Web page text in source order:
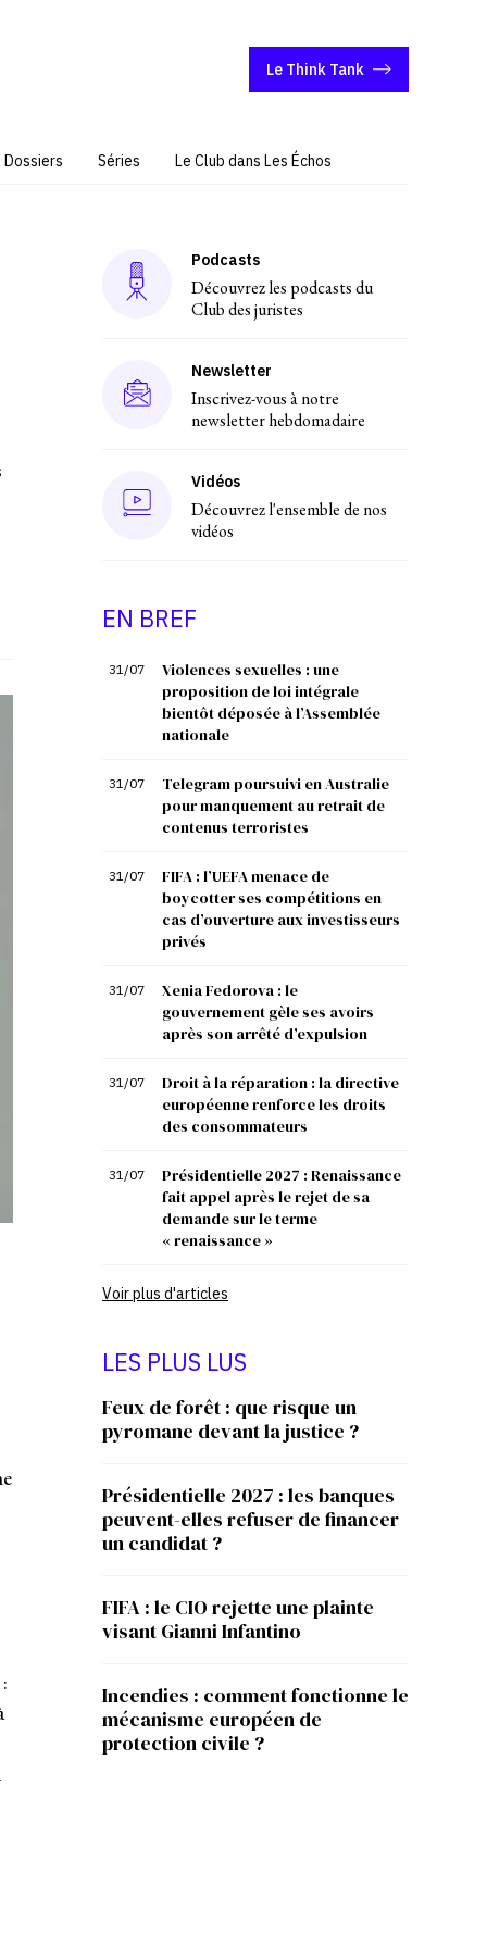
Le Think Tank
Dossiers Séries Le Club dans Les Échos
Podcasts
Découvrez les podcasts du
Club des juristes
Newsletter
Inscrivez-vous à notre
newsletter hebdomadaire
Vidéos
Découvrez l'ensemble de nos
vidéos
EN BREF
31/07
Violences sexuelles : une
proposition de loi intégrale
bientôt déposée à l’Assemblée
nationale
31/07
Telegram poursuivi en Australie
pour manquement au retrait de
contenus terroristes
31/07
FIFA : l’UEFA menace de
boycotter ses compétitions en
cas d’ouverture aux investisseurs
privés
31/07
Xenia Fedorova : le
gouvernement gèle ses avoirs
après son arrêté d’expulsion
31/07
Droit à la réparation : la directive
européenne renforce les droits
des consommateurs
31/07
Présidentielle 2027 : Renaissance
fait appel après le rejet de sa
demande sur le terme
« renaissance »
Voir plus d'articles
LES PLUS LUS
Feux de forêt : que risque un
pyromane devant la justice ?
Présidentielle 2027 : les banques
peuvent-elles refuser de financer
un candidat ?
FIFA : le CIO rejette une plainte
visant Gianni Infantino
Incendies : comment fonctionne le
mécanisme européen de
protection civile ?